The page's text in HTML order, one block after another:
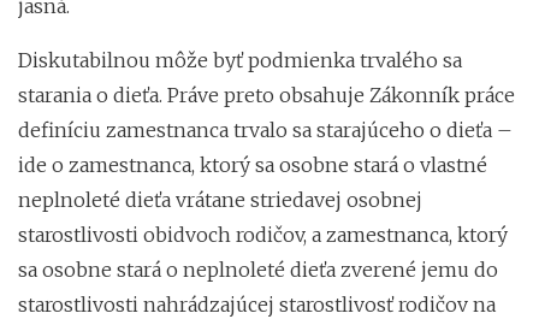
jasná.
Diskutabilnou môže byť podmienka trvalého sa
starania o dieťa. Práve preto obsahuje Zákonník práce
definíciu zamestnanca trvalo sa starajúceho o dieťa –
ide o zamestnanca, ktorý sa osobne stará o vlastné
neplnoleté dieťa vrátane striedavej osobnej
starostlivosti obidvoch rodičov, a zamestnanca, ktorý
sa osobne stará o neplnoleté dieťa zverené jemu do
starostlivosti nahrádzajúcej starostlivosť rodičov na